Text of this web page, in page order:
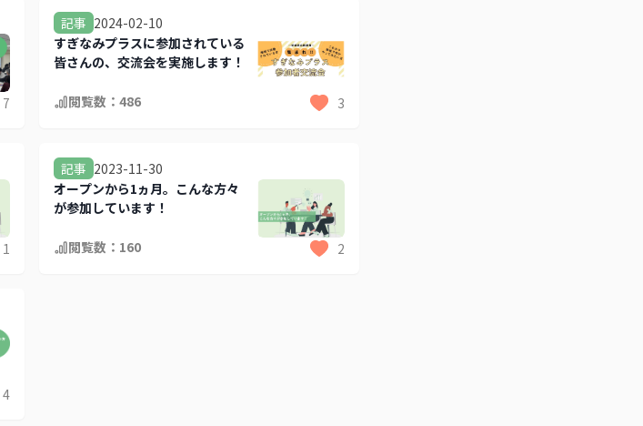
7
記事 2024-02-10
すぎなみプラスに参加されている
皆さんの、交流会を実施します！
閲覧数： 486 3
1
記事 2023-11-30
オープンから1ヵ月。こんな方々
が参加しています！
閲覧数： 160 2
4